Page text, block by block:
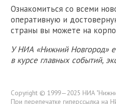
Ознакомиться со всеми
оперативную и
страны вы можете на
У НИА «Нижний Новгород»
в курсе главных событий,
Copyright © 1999—2025 НИА
При перепечатке гиперссылка на